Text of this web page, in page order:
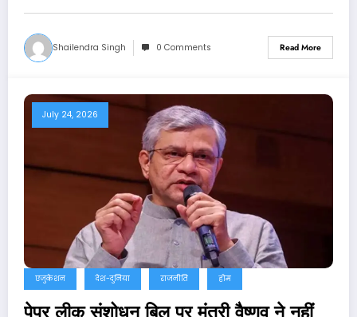
Shailendra Singh 0 Comments Read More
July 24, 2026
एजुकेशन देश-दुनिया राजनीति होम